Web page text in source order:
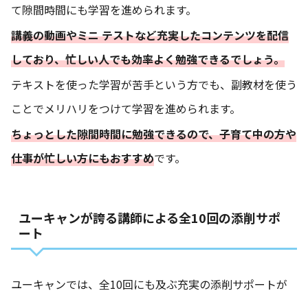
て隙間時間にも学習を進められます。
講義の動画やミニ テストなど充実したコンテンツを配信
しており、忙しい人でも効率よく勉強できるでしょう。
テキストを使った学習が苦手という方でも、副教材を使う
ことでメリハリをつけて学習を進められます。
ちょっとした隙間時間に勉強できるので、子育て中の方や
仕事が忙しい方にもおすすめです。
ユーキャンが誇る講師による全10回の添削サポ
ート
ユーキャンでは、全10回にも及ぶ充実の添削サポートが